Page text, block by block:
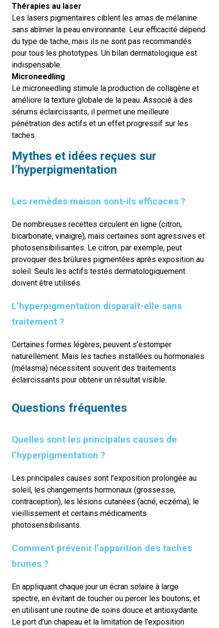
Thérapies au laser
Les lasers pigmentaires ciblent les amas de mélanine
sans abîmer la peau environnante. Leur efficacité dépend
du type de tache, mais ils ne sont pas recommandés
pour tous les phototypes. Un bilan dermatologique est
indispensable.
Microneedling
Le microneedling stimule la production de collagène et
améliore la texture globale de la peau. Associé à des
sérums éclaircissants, il permet une meilleure
pénétration des actifs et un effet progressif sur les
taches.
Mythes et idées reçues sur
l’hyperpigmentation
Les remèdes maison sont-ils efficaces ?
De nombreuses recettes circulent en ligne (citron,
bicarbonate, vinaigre), mais certaines sont agressives et
photosensibilisantes. Le citron, par exemple, peut
provoquer des brûlures pigmentées après exposition au
soleil. Seuls les actifs testés dermatologiquement
doivent être utilisés.
L’hyperpigmentation disparaît-elle sans
traitement ?
Certaines formes légères, peuvent s’estomper
naturellement. Mais les taches installées ou hormonales
(mélasma) nécessitent souvent des traitements
éclaircissants pour obtenir un résultat visible.
Questions fréquentes
Quelles sont les principales causes de
l’hyperpigmentation ?
Les principales causes sont l’exposition prolongée au
soleil, les changements hormonaux (grossesse,
contraception), les lésions cutanées (acné, eczéma), le
vieillissement et certains médicaments
photosensibilisants.
Comment prévenir l’apparition des taches
brunes ?
En appliquant chaque jour un écran solaire à large
spectre, en évitant de toucher ou percer les boutons, et
en utilisant une routine de soins douce et antioxydante.
Le port d’un chapeau et la limitation de l’exposition